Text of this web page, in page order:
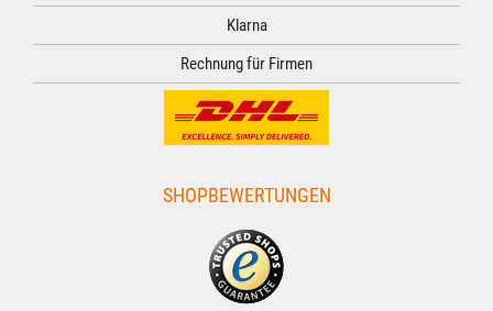
Klarna
Rechnung für Firmen
SHOPBEWERTUNGEN